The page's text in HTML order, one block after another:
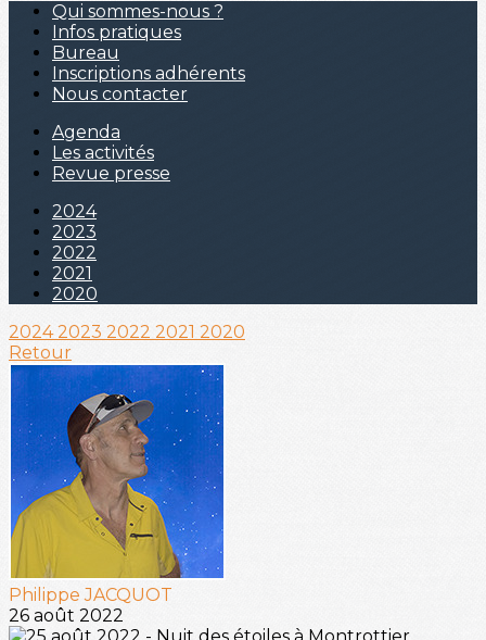
Qui sommes-nous ?
Infos pratiques
Bureau
Inscriptions adhérents
Nous contacter
Agenda
Les activités
Revue presse
2024
2023
2022
2021
2020
20242023 2022 2021 2020
Retour
Philippe JACQUOT
26 août 2022